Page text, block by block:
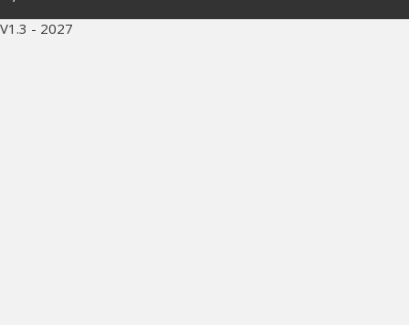
V1.3 - 2027